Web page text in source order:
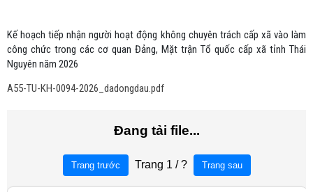
Kế hoạch tiếp nhận người hoạt động không chuyên trách cấp xã vào làm
công chức trong các cơ quan Đảng, Mặt trận Tổ quốc cấp xã tỉnh Thái
Nguyên năm 2026
A55-TU-KH-0094-2026_dadongdau.pdf